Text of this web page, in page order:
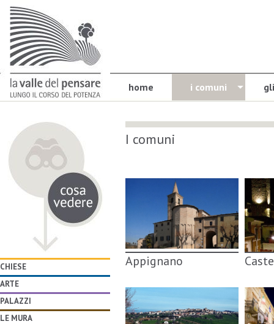
home i comuni
CHIESE
ARTE
PALAZZI
LE MURA
I comuni
Appignano